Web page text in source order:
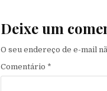
Deixe um
O seu endereço de e-mail
Comentário *